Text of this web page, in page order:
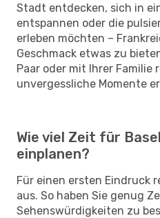
Stadt entdecken, sich in
entspannen oder die
erleben möchten –
Geschmack etwas zu
Paar oder mit Ihrer Familie
unvergessliche Momente
Wie viel Zeit für
einplanen?
Für einen ersten Eindruck
aus. So haben Sie genug
Sehenswürdigkeiten zu